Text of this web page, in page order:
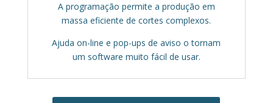
A programação permite a produção em
massa eficiente de cortes complexos.
Ajuda on-line e pop-ups de aviso o tornam
um software muito fácil de usar.